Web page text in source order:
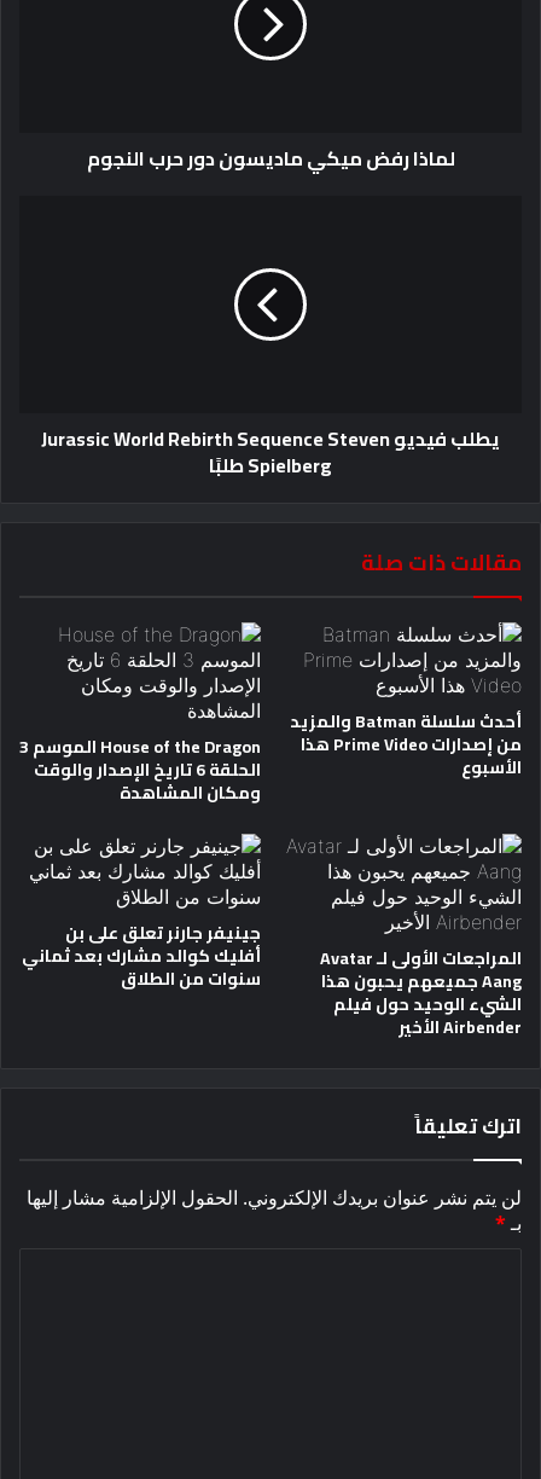
لماذا رفض ميكي ماديسون دور حرب النجوم
يطلب فيديو Jurassic World Rebirth Sequence Steven
Spielberg طلبًا
مقالات ذات صلة
أحدث سلسلة Batman والمزيد
من إصدارات Prime Video هذا
الأسبوع
House of the Dragon الموسم 3
الحلقة 6 تاريخ الإصدار والوقت
ومكان المشاهدة
المراجعات الأولى لـ Avatar
Aang جميعهم يحبون هذا
الشيء الوحيد حول فيلم
Airbender الأخير
جينيفر جارنر تعلق على بن
أفليك كوالد مشارك بعد ثماني
سنوات من الطلاق
اترك تعليقاً
لن يتم نشر عنوان بريدك الإلكتروني. الحقول الإلزامية مشار إليها
بـ*